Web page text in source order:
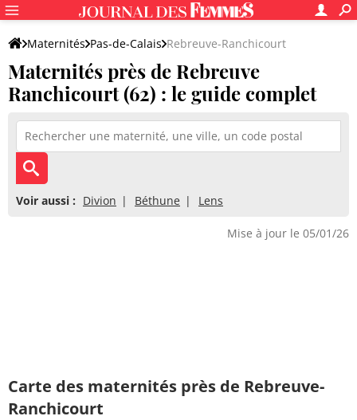
Maternités Pas-de-Calais Rebreuve-Ranchicourt
Maternités près de Rebreuve
Ranchicourt (62) : le guide complet
Voir aussi : Divion Béthune Lens
Mise à jour le 05/01/26
Carte des maternités près de Rebreuve-
Ranchicourt